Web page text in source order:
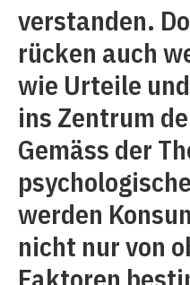
verstanden.
rücken auch
wie Urteile
ins Zentrum
Gemäss der
werden
nicht nur von